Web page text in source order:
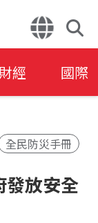
財經 國際
全民防災手冊
發放安全